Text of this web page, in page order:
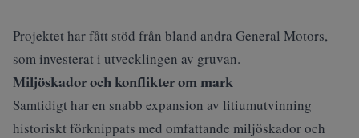
Projektet har fått stöd från bland andra General Motors,
som investerat i utvecklingen av gruvan.
Miljöskador och konflikter om mark
Samtidigt har en snabb expansion av litiumutvinning
historiskt förknippats med omfattande miljöskador och